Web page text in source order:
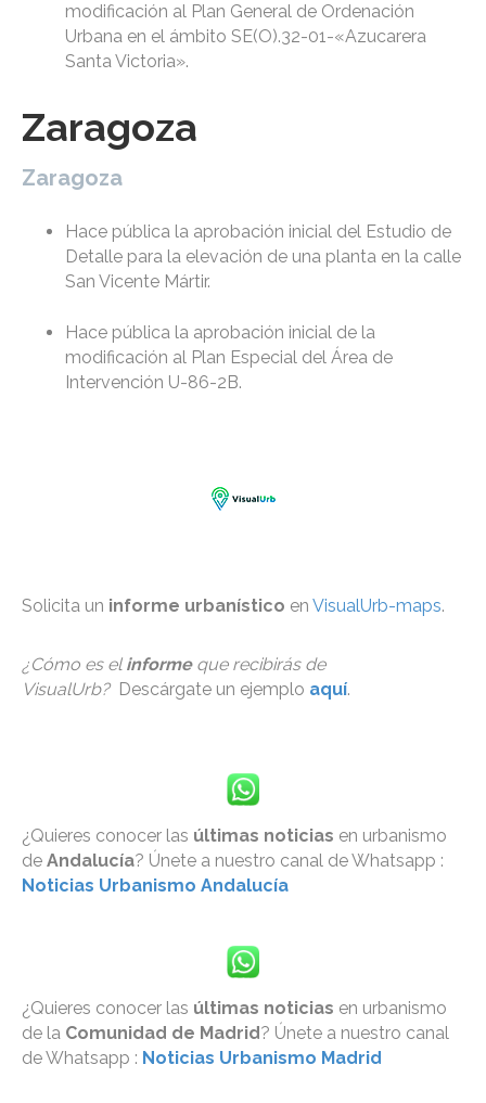
modificación al Plan General de Ordenación
Urbana en el ámbito SE(O).32-01-«Azucarera
Santa Victoria».
Zaragoza
Zaragoza
Hace pública la aprobación inicial del Estudio de
Detalle para la elevación de una planta en la calle
San Vicente Mártir.
Hace pública la aprobación inicial de la
modificación al Plan Especial del Área de
Intervención U-86-2B.
Solicita un informe urbanístico en VisualUrb-maps.
¿Cómo es el informe que recibirás de
VisualUrb?Descárgate un ejemplo aquí.
¿Quieres conocer las últimas noticias en urbanismo
de Andalucía? Únete a nuestro canal de Whatsapp :
Noticias Urbanismo Andalucía
¿Quieres conocer las últimas noticias en urbanismo
de la Comunidad de Madrid? Únete a nuestro canal
de Whatsapp : Noticias Urbanismo Madrid